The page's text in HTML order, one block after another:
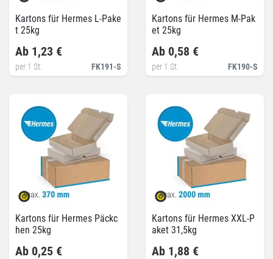
Kartons für Hermes L-Pake
t 25kg
FK191-S
Ab 1,23 €
per 1 St.
Kartons für Hermes M-Pak
et 25kg
FK190-S
Ab 0,58 €
per 1 St.
Kartons für Hermes Päckc
hen 25kg
Ab 0,25 €
Kartons für Hermes XXL-P
aket 31,5kg
Ab 1,88 €